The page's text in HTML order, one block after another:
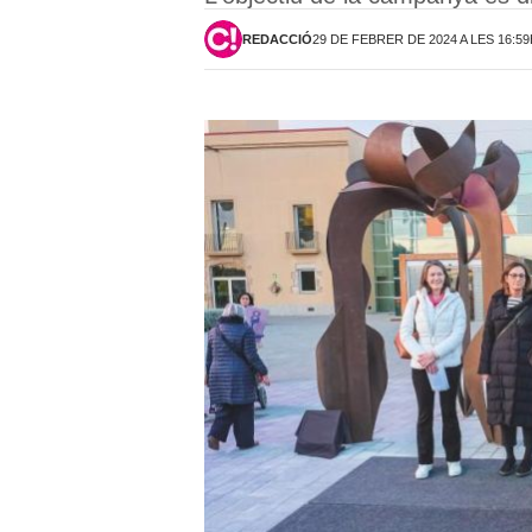
REDACCIÓ29 DE FEBRER DE 2024 A LES